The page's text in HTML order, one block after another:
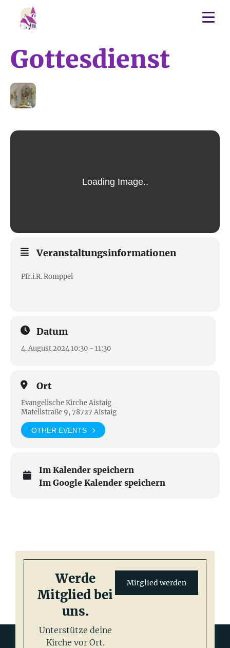
Gottesdienst
Veranstaltungsinformationen
Pfr.i.R. Romppel
Datum
4. August 2024 10:30 - 11:30
Ort
Evangelische Kirche Aistaig
Mafellstraße 9, 78727 Aistaig
OTHER EVENTS
Im Kalender speichern
Im Google Kalender speichern
Werde
Mitglied bei
uns.
Unterstütze deine
Kirche vor Ort.
Mitglied werden